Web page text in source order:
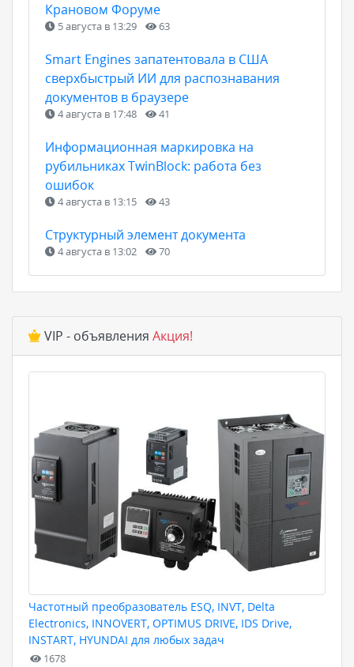
Крановом Форуме
5 августа в 13:29 63
Smart Engines запатентовала в США
сверхбыстрый ИИ для распознавания
документов в браузере
4 августа в 17:48 41
Информационная маркировка на
рубильниках TwinBlock: работа без
ошибок
4 августа в 13:15 43
Структурный элемент документа
4 августа в 13:02 70
VIP - объявления Акция!
Частотный преобразователь ESQ, INVT, Delta
Electronics, INNOVERT, OPTIMUS DRIVE, IDS Drive,
INSTART, HYUNDAI для любых задач
1678